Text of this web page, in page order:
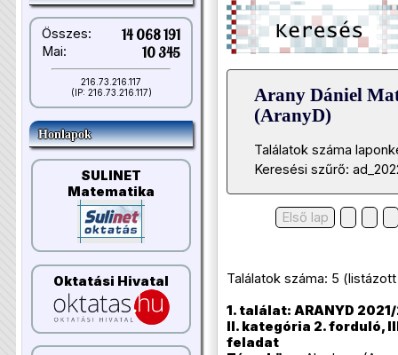
Összes: 14 068 191
Mai: 10 345
216.73.216.117
(IP: 216.73.216.117)
Honlapok
SULINET
Matematika
Oktatási Hivatal
Arany Dániel
(AranyD)
Találatok száma
Keresési szűrő:
Első lap
Találatok száma: 5
1. találat: ARANYD
II. kategória 2. forduló,
feladat